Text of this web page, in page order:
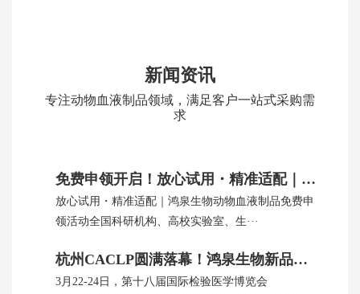
新闻资讯
专注动物血液制品领域，满足客户一站式采购需
求
免费申领开启！放心试用・精准适配｜鸿泉生物动物血制品
放心试用・精准适配｜鸿泉生物动物血液制品免费申
领活动全国科研机构、高校实验室、生···
杭州CACLP圆满落幕！鸿泉生物新品引全球瞩目
3月22-24日，第十八届国际检验医学博览会